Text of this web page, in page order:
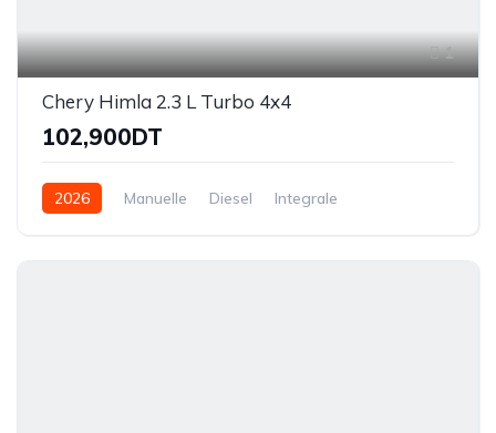
1
Chery Himla 2.3 L Turbo 4x4
102,900DT
2026 Manuelle Diesel Integrale